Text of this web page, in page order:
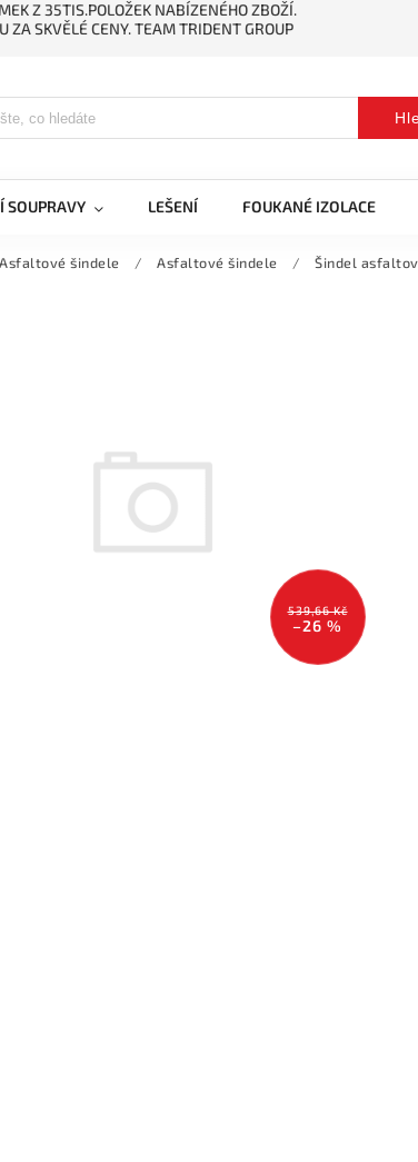
Z 35TIS.POLOŽEK NABÍZENÉHO ZBOŽÍ.
ZA SKVĚLÉ CENY. TEAM TRIDENT GROUP
SOUPRAVY LEŠENÍ FOUKANÉ IZOLACE
Asfaltové šindele / Asfaltové šindele / Šindel
539,66 Kč
–26 %